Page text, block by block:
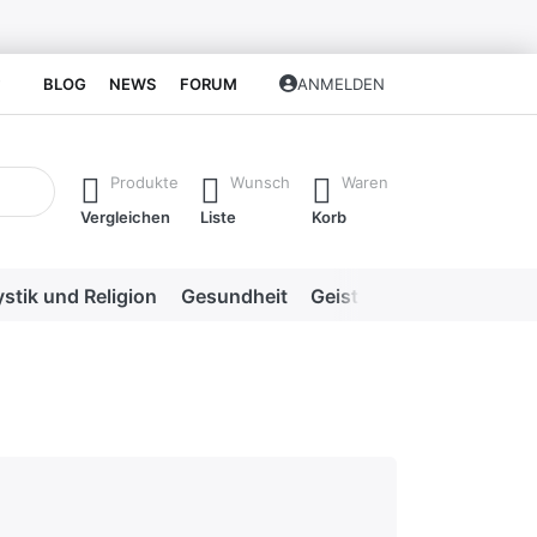
BLOG NEWS FORUM ANMELDEN
erste Ergebnisse. Drücken Sie die Eingabetaste, um alle
Produkte
Vergleichen
Wunsch
Liste
Waren
Korb
und Religion Gesundheit Geistige Heilweisen